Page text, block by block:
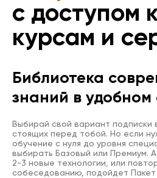
с доступом
курсам и
Библиотека
знаний в
Выбирай свой вариант подписки
стоящих перед тобой. Но если
обучение с нуля до уровня
выбирать Базовый или Премиум.
2-3 новые технологии, или
собеседованию, подойдет